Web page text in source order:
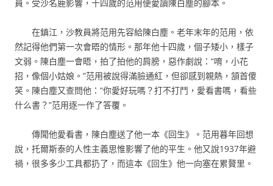
員。受沙名鹿影響，十四歲的范用便愛讀陳白塵的腳本。
在鎮江，沙教員將范用先容給陳白塵。老年末年的范用，依
然記得他們第一次會晤的情形。那年他十四歲，個子矮小，樣子
文弱。陳白塵一會晤，拍了拍他的肩膀，惡作劇說：“唷，小花
招，像個小姑娘。”范用被說得滿臉通紅，但卻感到親熱，頷首傻
笑。陳白塵又查問他：“你愛好玩嗎？打不打鬥，愛看書嗎，看些
什么書？”范用逐一作了答覆。
傳聞他愛看書，陳白塵送了他一本《回生》。范用暮年回想
說，托爾斯泰的人性主義思惟影響了他的平生。他又說1937年避
禍，很多多少工具都扔了，而這本《回生》他一向塞在累贅里。